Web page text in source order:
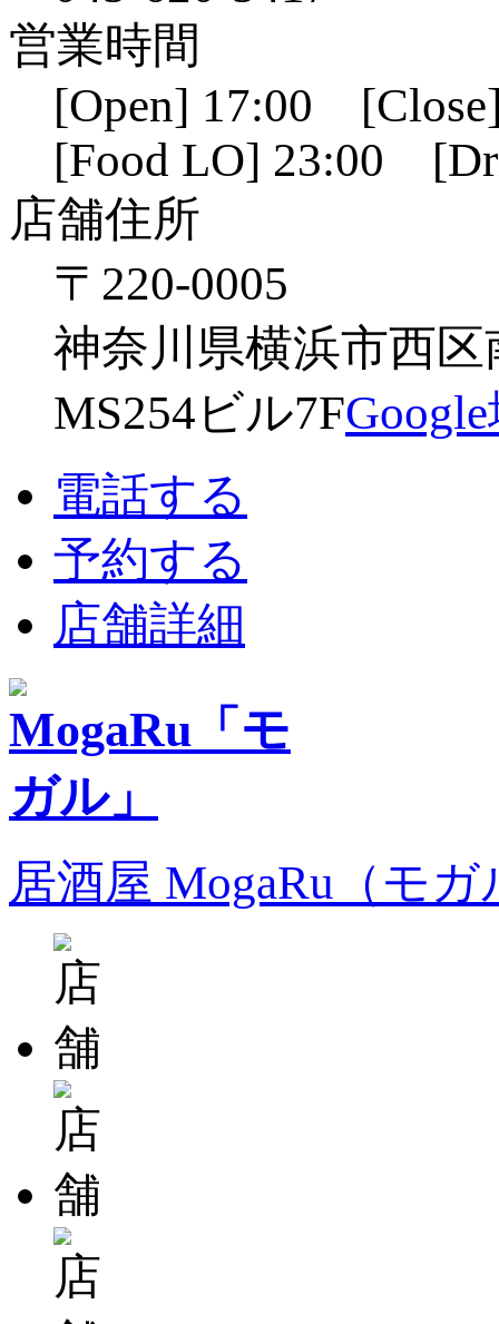
営業時間
[Open] 17:00
[Food LO] 23:00
店舗住所
〒220-0005
神奈川県横浜市西区
MS254ビル7F
電話する
予約する
店舗詳細
居酒屋 MogaRu（モ